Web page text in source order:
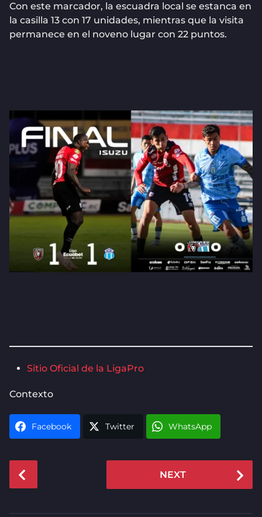
Con este marcador, la escuadra local se estanca en
la casilla 13 con 17 unidades, mientras que la visita
permanece en el noveno lugar con 22 puntos.
Sitio Oficial de la LigaPro
Contexto
Facebook Twitter WhatsApp
o
NEXT